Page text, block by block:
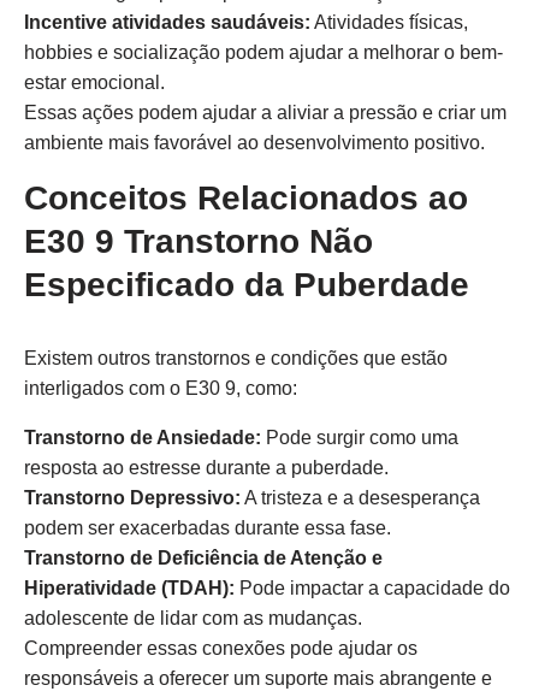
Incentive atividades saudáveis: Atividades físicas,
hobbies e socialização podem ajudar a melhorar o bem-
estar emocional.
Essas ações podem ajudar a aliviar a pressão e criar um
ambiente mais favorável ao desenvolvimento positivo.
Conceitos Relacionados ao
E30 9 Transtorno Não
Especificado da Puberdade
Existem outros transtornos e condições que estão
interligados com o E30 9, como:
Transtorno de Ansiedade: Pode surgir como uma
resposta ao estresse durante a puberdade.
Transtorno Depressivo: A tristeza e a desesperança
podem ser exacerbadas durante essa fase.
Transtorno de Deficiência de Atenção e
Hiperatividade (TDAH): Pode impactar a capacidade do
adolescente de lidar com as mudanças.
Compreender essas conexões pode ajudar os
responsáveis a oferecer um suporte mais abrangente e